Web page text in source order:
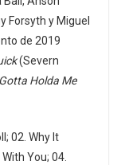
Forsyth y Miguel
de 2019
(Severn
Holda Me
02. Why It
You; 04.